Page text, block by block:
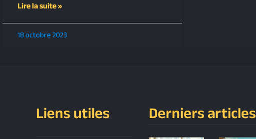
Lire la suite »
18 octobre 2023
Liens utiles Derniers articles